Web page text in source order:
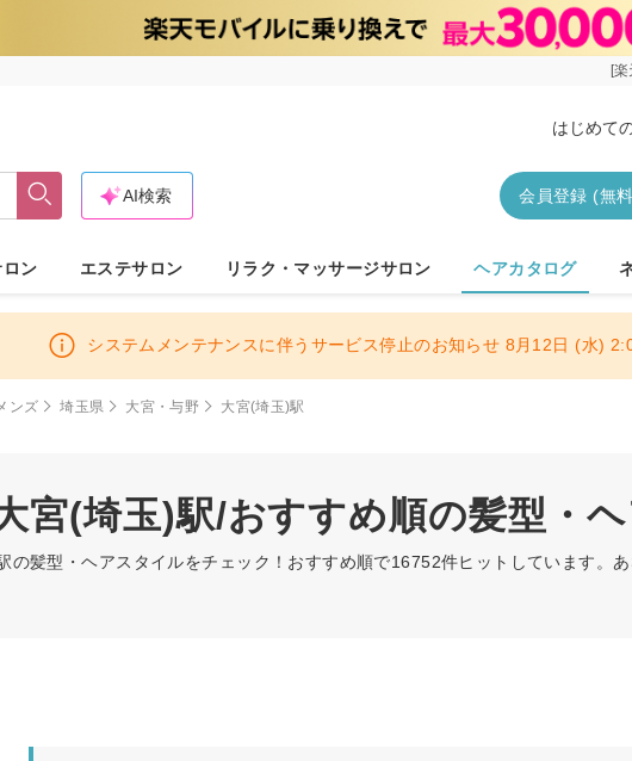
[楽
はじめて
会員登録 (無
AI検索
ン エステサロン リラク・マッサージサロン ヘアカタログ
システムメンテナンスに伴うサービス停止のお知らせ 8月12日 (水)
ンズ 埼玉県 大宮・与野 大宮(埼玉)駅
宮(埼玉)駅/おすすめ順の髪型・
の髪型・ヘアスタイルをチェック！おすすめ順で16752件ヒットしています。